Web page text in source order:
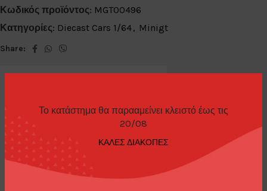
Το κατάστημα θα παρααμείνει κλειστό έως τις
20/08
ΚΑΛΕΣ ΔΙΑΚΟΠΕΣ
Κωδικός προϊόντος: MGT00496
Κατηγορίες: Diecast Cars 1/64, Minigt
Share:
McLaren Artura Flux Green